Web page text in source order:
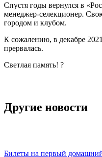
Спустя годы вернулся в
менеджер-селекционер.
городом и клубом.
К сожалению, в декабре
прервалась.
Светлая память! ?️
Другие новости
Билеты на первый